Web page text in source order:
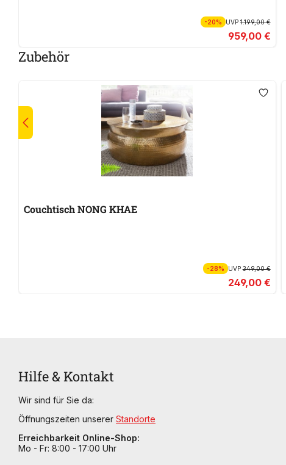
-20% UVP1.199,00 €
959,00 €
Zubehör
Couchtisch NONG KHAE
-28% UVP349,00 €
249,00 €
Hilfe & Kontakt
Wir sind für Sie da:
Öffnungszeiten unserer Standorte
Erreichbarkeit Online-Shop:
Mo - Fr: 8:00 - 17:00 Uhr